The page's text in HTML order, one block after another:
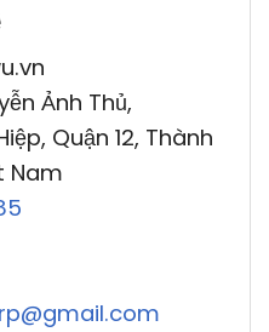
Ảnh Thủ,
Quận 12, Thành
Nam